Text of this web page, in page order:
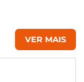
VER MAIS